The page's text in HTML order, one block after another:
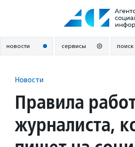
новости сервисы поиск
Новости
Правила
журналиста,